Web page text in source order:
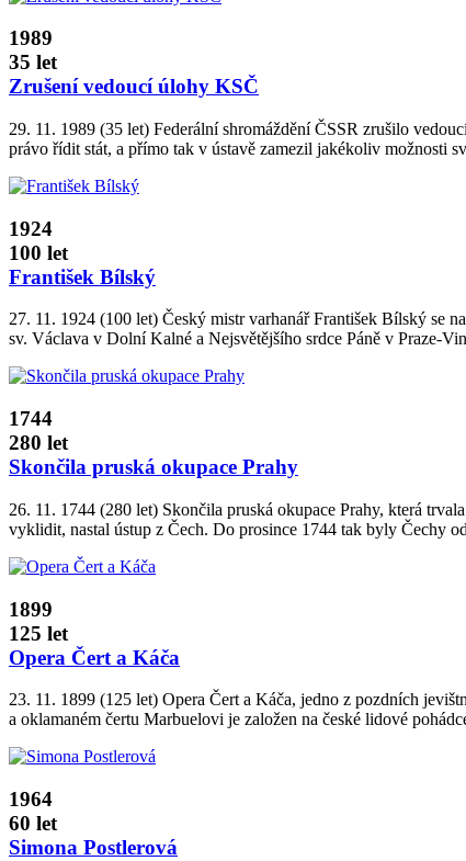
1989
35 let
Zrušení vedoucí úlohy KSČ
29. 11. 1989 (35 let) Federální shromáždění ČSSR zrušilo
právo řídit stát, a přímo tak v ústavě zamezil jakékoliv možnosti
1924
100 let
František Bílský
27. 11. 1924 (100 let) Český mistr varhanář František Bílský se
sv. Václava v Dolní Kalné a Nejsvětějšího srdce Páně v
1744
280 let
Skončila pruská okupace Prahy
26. 11. 1744 (280 let) Skončila pruská okupace Prahy, která
vyklidit, nastal ústup z Čech. Do prosince 1744 tak byly Čechy
1899
125 let
Opera Čert a Káča
23. 11. 1899 (125 let) Opera Čert a Káča, jedno z pozdních
a oklamaném čertu Marbuelovi je založen na české lidové
1964
60 let
Simona Postlerová